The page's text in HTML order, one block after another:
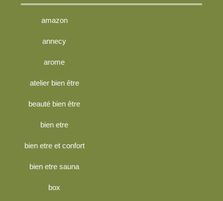
amazon
annecy
arome
atelier bien être
beauté bien être
bien etre
bien etre et confort
bien etre sauna
box